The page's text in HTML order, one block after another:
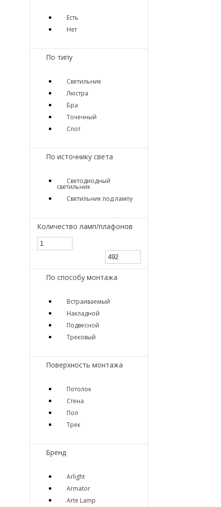
Есть
Нет
По типу
Светильник
Люстра
Бра
Точечный
Спот
По источнику света
Светодиодный
светильник
Светильник под лампу
Количество ламп/плафонов
По способу монтажа
Встраиваемый
Накладной
Подвесной
Трековый
Поверхность монтажа
Потолок
Стена
Пол
Трек
Бренд
Arlight
Armator
Arte Lamp